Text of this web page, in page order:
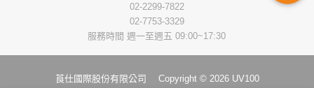
02-2299-7822
02-7753-3329
服務時間 週一至週五 09:00~17:30
莨仕國際股份有限公司 Copyright © 2026 UV100